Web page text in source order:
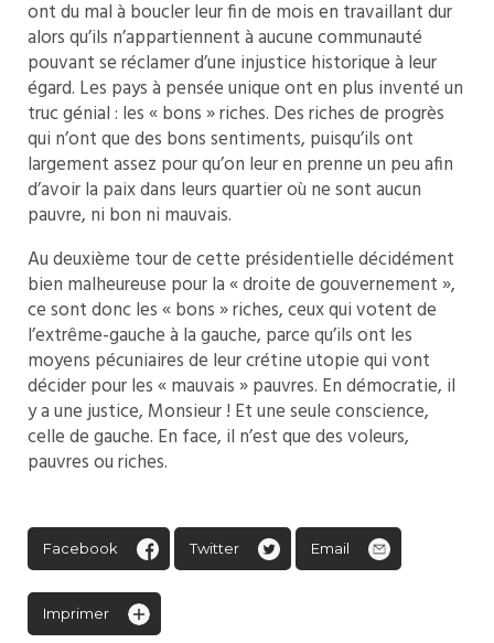
ont du mal à boucler leur fin de mois en travaillant dur
alors qu’ils n’appartiennent à aucune communauté
pouvant se réclamer d’une injustice historique à leur
égard. Les pays à pensée unique ont en plus inventé un
truc génial : les « bons » riches. Des riches de progrès
qui n’ont que des bons sentiments, puisqu’ils ont
largement assez pour qu’on leur en prenne un peu afin
d’avoir la paix dans leurs quartier où ne sont aucun
pauvre, ni bon ni mauvais.
Au deuxième tour de cette présidentielle décidément
bien malheureuse pour la « droite de gouvernement »,
ce sont donc les « bons » riches, ceux qui votent de
l’extrême-gauche à la gauche, parce qu’ils ont les
moyens pécuniaires de leur crétine utopie qui vont
décider pour les « mauvais » pauvres. En démocratie, il
y a une justice, Monsieur ! Et une seule conscience,
celle de gauche. En face, il n’est que des voleurs,
pauvres ou riches.
Facebook Twitter Email
Imprimer